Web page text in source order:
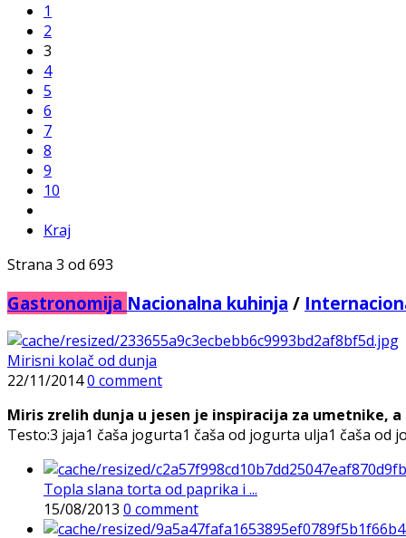
1
2
3
4
5
6
7
8
9
10
Kraj
Strana 3 od 693
Gastronomija Nacionalna kuhinja /
Mirisni kolač od dunja
22/11/20140 comment
Miris zrelih dunja u jesen je inspiracija za umetnike,
Testo:3 jaja1 čaša jogurta1 čaša od jogurta ulja1 čaša od
Topla slana torta od paprika i ...
15/08/2013 0 comment